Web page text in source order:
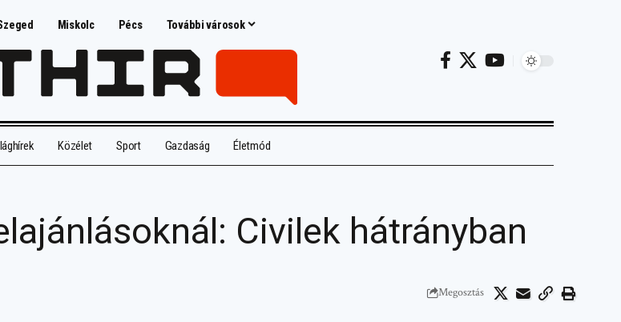
Miskolc Pécs További városok
Közélet Sport Gazdaság Életmód
Civilek hátrányban
Megosztás